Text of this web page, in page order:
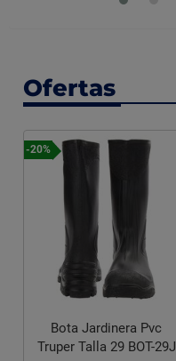
Ofertas
-20%
Bota Jardinera Pvc
Truper Talla 29 BOT-29J